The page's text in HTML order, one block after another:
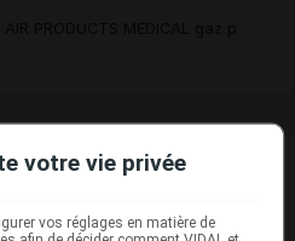
votre vie privée
vos réglages en matière de